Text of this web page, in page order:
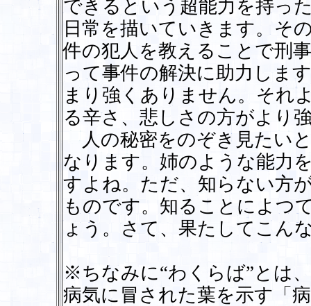
できるという超能力を持っ
日常を描いていきます。そ
件の犯人を教えることで刑
って事件の解決に助力しま
まり強くありません。それ
る辛さ、悲しさの方がより
人の秘密をのぞき見たい
なります。姉のような能力
すよね。ただ、知らない方
ものです。知ることによつ
ょう。さて、果たしてこん
※ちなみに“わくらば”とは
病気に冒された葉を示す「